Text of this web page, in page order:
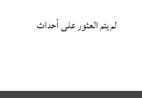
لم يتم العثور على أحداث